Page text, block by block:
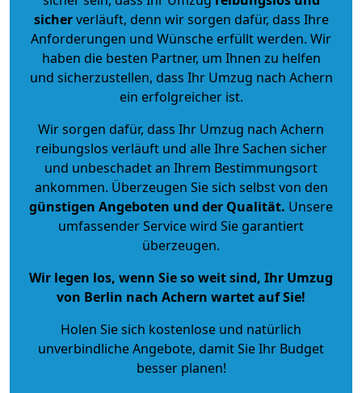
sicherverläuft, denn wir sorgen dafür, dass Ihre
Anforderungen und Wünsche erfüllt werden. Wir
haben die besten Partner, um Ihnen zu helfen
und sicherzustellen, dass Ihr Umzug nach Achern
ein erfolgreicher ist.
Wir sorgen dafür, dass Ihr Umzug nach Achern
reibungslos verläuft und alle Ihre Sachen sicher
und unbeschadet an Ihrem Bestimmungsort
ankommen. Überzeugen Sie sich selbst von den
günstigen Angeboten und der Qualität. Unsere
umfassender Service wird Sie garantiert
überzeugen.
Wir legen los, wenn Sie so weit sind, Ihr Umzug
von Berlin nach Achern wartet auf Sie!
Holen Sie sich kostenlose und natürlich
unverbindliche Angebote, damit Sie Ihr Budget
besser planen!